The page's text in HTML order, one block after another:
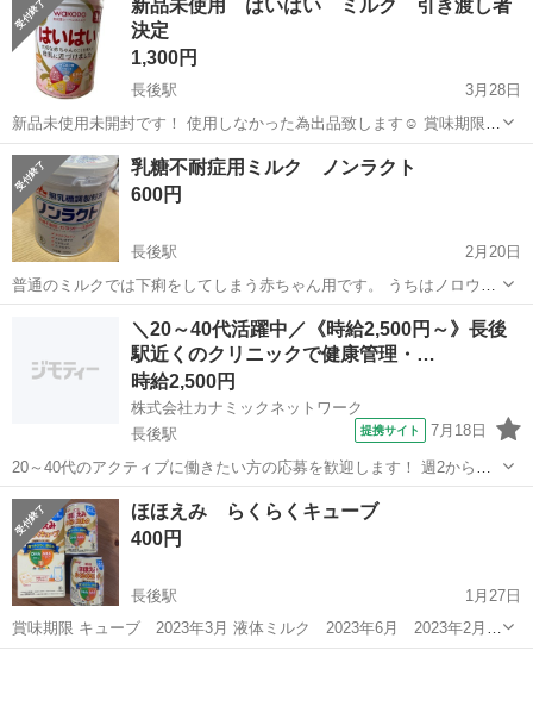
方、いらっしゃいましたらお使いください♪ ノークレームノーリター
ンでお願いします。
新品未使用 はいはい ミルク 引き渡し者
決定
1,300円
長後駅
3月28日
新品未使用未開封です！ 使用しなかった為出品致します☺️ 賞味期限
2023.11 内容量 810g
神奈川 藤沢市 長後駅 ベビー用品 はいはい
乳糖不耐症用ミルク ノンラクト
600円
長後駅
2月20日
普通のミルクでは下痢をしてしまう赤ちゃん用です。 うちはノロウイ
ルスなどの下痢の病気の時に使ってました。 余っているので使ってい
す！ 以下サイトより引用 ...
ベビー用品 ノンラクト
＼20～40代活躍中／《時給2,500円～》長後
駅近くのクリニックで健康管理・…
時給2,500円
株式会社カナミックネットワーク
長後駅
提携サイト 7月18日
20～40代のアクティブに働きたい方の応募を歓迎します！ 週2から働
く柔軟シフト/綺麗なクリニック/正看護師 KN2 *＼＼＼キレイなクリニ
ックで働こう!///* 高収入&働きやすさ重視のお仕事探し 週2日～/平日
のみ...
神奈川 長後駅 看護師
ほほえみ らくらくキューブ
400円
長後駅
1月27日
賞味期限 キューブ 2023年3月 液体ミルク 2023年6月 2023年2月
期限が近いのですぐ使われる方いかがでしょうか